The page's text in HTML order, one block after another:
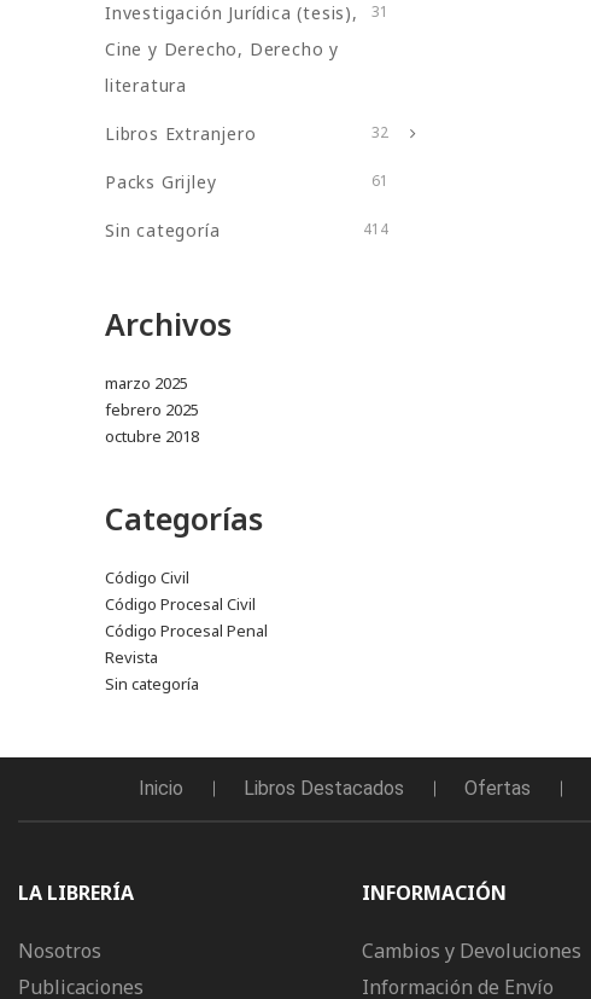
Investigación Jurídica (tesis),
Cine y Derecho, Derecho y
literatura
31
Libros Extranjero 32
Packs Grijley 61
Sin categoría 414
Archivos
marzo 2025
febrero 2025
octubre 2018
Categorías
Código Civil
Código Procesal Civil
Código Procesal Penal
Revista
Sin categoría
Inicio Libros Destacados Ofertas
LA LIBRERÍA
Nosotros
Publicaciones
INFORMACIÓN
Cambios y Devoluciones
Información de Envío